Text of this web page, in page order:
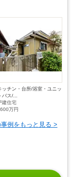
ッチン・台所/浴室・ユニッ
バス/...
建住宅
万円
事例をもっと見る >